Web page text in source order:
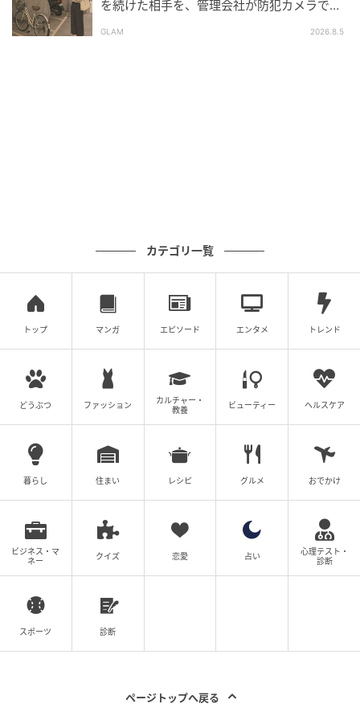
他人の子を巻き込んだこの騒動により、妹は両親や親
それから3カ月後、妹から「ファミレスにいるんだけ
ど、お金がなくて払えないから迎えに来て……」と泣き
つくような連絡がありました。聞けば、妹の夫（私の
元婚約者）は社内不倫が発覚したあと、会社を辞めた
実家にも見放された妹は行く当てもなく、会計もでき
ず、身動きが取れない状態で私に助けを求めてきたの
です。しかし、両親は妹から逃れるためにすでに実家
を売却して引っ越しており、これまで散々な目に遭わ
されてきた私も妹を助けようとは到底思えませんでし
た。
私は「これで私たちはもう他人だから。もう二度と私
の前に現れないで」と告げ、手切れ金としては安いで
すが、その場で1万円を妹に送金し、連絡先をブロック
その後、妹がどこでどのような生活をしているかは知
りませんが、幸せな生活を送れているとは思えませ
の先は妹に振り回されない穏やかな生活を自分の手で
を続けた相手を、管理会社が防犯カメラで特
GLAM 2026.8.5
カテゴリ一覧
トップ マンガ エピソード エンタメ トレンド
どうぶつ ファッション
カルチャー・
教養
ビューティー ヘルスケア
暮らし 住まい レシピ グルメ おでかけ
ビジネス・マ
ネー
クイズ 恋愛 占い
心理テスト・
診断
スポーツ 診断
ページトップへ戻る